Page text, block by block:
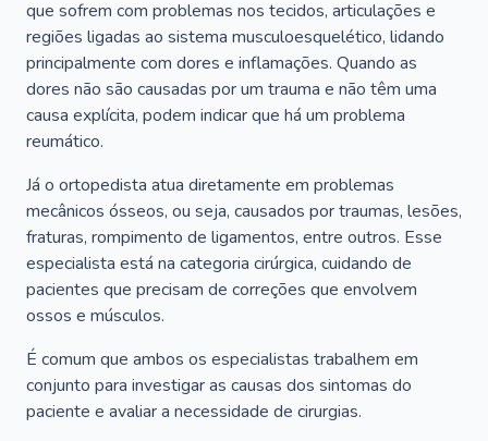
que sofrem com problemas nos tecidos, articulações e
regiões ligadas ao sistema musculoesquelético, lidando
principalmente com dores e inflamações. Quando as
dores não são causadas por um trauma e não têm uma
causa explícita, podem indicar que há um problema
reumático.
Já o ortopedista atua diretamente em problemas
mecânicos ósseos, ou seja, causados por traumas, lesões,
fraturas, rompimento de ligamentos, entre outros. Esse
especialista está na categoria cirúrgica, cuidando de
pacientes que precisam de correções que envolvem
ossos e músculos.
É comum que ambos os especialistas trabalhem em
conjunto para investigar as causas dos sintomas do
paciente e avaliar a necessidade de cirurgias.